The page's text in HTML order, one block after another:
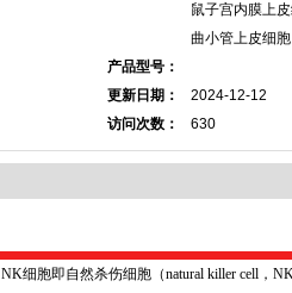
鼠子宫内膜上
曲小管上皮细
产品型号：
更新日期：
2024-12-12
访问次数：
630
NK细胞即自然杀伤细胞（natural killer cell ，